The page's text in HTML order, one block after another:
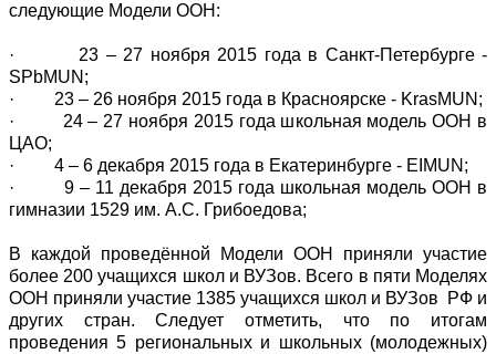
следующие Модели ООН:
· 23 – 27 ноября 2015 года в Санкт-Петербурге -
SPbMUN;
· 23 – 26 ноября 2015 года в Красноярске - KrasMUN;
· 24 – 27 ноября 2015 года школьная модель ООН в
ЦАО;
· 4 – 6 декабря 2015 года в Екатеринбурге - EIMUN;
· 9 – 11 декабря 2015 года школьная модель ООН в
гимназии 1529 им. А.С. Грибоедова;
В каждой проведённой Модели ООН приняли участие
более 200 учащихся школ и ВУЗов. Всего в пяти Моделях
ООН приняли участие 1385 учащихся школ и ВУЗов РФ и
других стран. Следует отметить, что по итогам
проведения 5 региональных и школьных (молодежных)